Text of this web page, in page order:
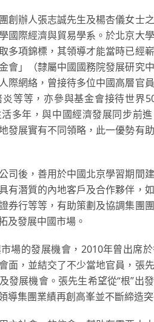
創辦人張志誠先生及楊杏儀女士
國際經濟與貿易學系。於北京大
多項錦標，其領導才能當時已經
會」（隸屬中國國務院發展研究
際網絡，曾接待多位中國高層官
等等，亦參與基金會接待世界
多年，與中國經濟發展同步前
發展實有不同領略，此一優勢有
司後，善用於中國北京學習期間
有潛質的內地客戶及合作夥伴，
券行等等，有助策劃及協調集團
及發展中國市場。
場的發展機會，2010年曾出席
面，並結交了不少當地官員，張
發展機會。張先生希望從“根”出
導集團業績再創高峯並不斷締造